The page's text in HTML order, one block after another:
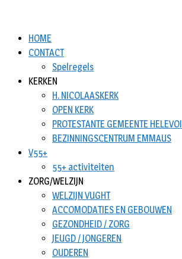
HOME
CONTACT
Spelregels
KERKEN
H. NICOLAASKERK
OPEN KERK
PROTESTANTE GEMEENTE
BEZINNINGSCENTRUM EMMAUS
V55+
55+ activiteiten
ZORG/WELZIJN
WELZIJN VUGHT
ACCOMODATIES EN GEBOUWEN
GEZONDHEID / ZORG
JEUGD / JONGEREN
OUDEREN